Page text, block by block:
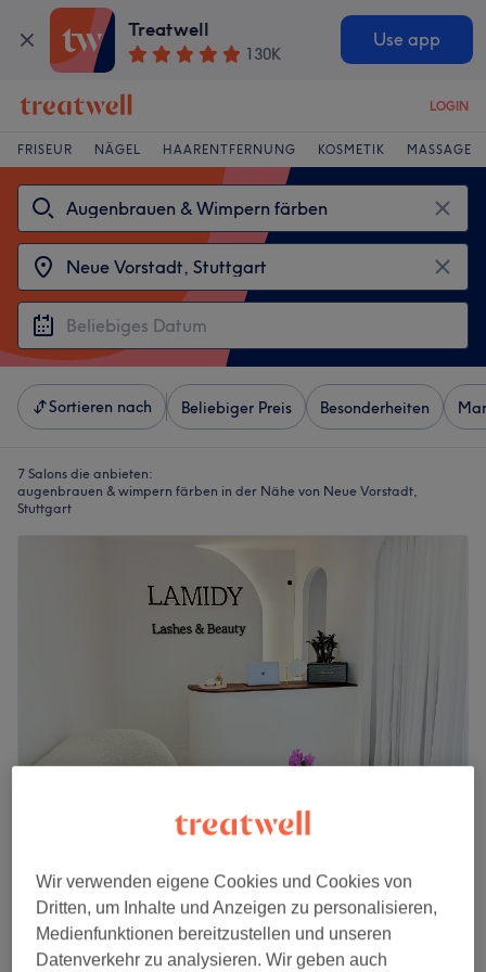
Treatwell
130K
Use app
LOGIN
FRISEUR NÄGEL HAARENTFERNUNG KOSMETIK MASSAGE
Sortieren nach Beliebiger Preis Besonderheiten
7 Salons die anbieten:
augenbrauen & wimpern färben in der Nähe von Neue Vorstadt,
Stuttgart
4,9
225 Bewertungen
Berliner Platz, Stuttgart
Auf Karte anzeigen
Premium Korean BrowLift + Aftercare
1 Std.
Wir verwenden eigene Cookies und Cookies von
Dritten, um Inhalte und Anzeigen zu personalisieren,
Medienfunktionen bereitzustellen und unseren
Datenverkehr zu analysieren. Wir geben auch